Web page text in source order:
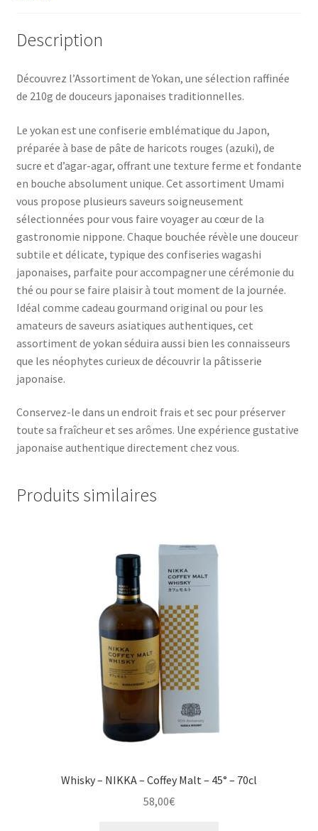
Description
Découvrez l’Assortiment de Yokan, une sélection raffinée
de 210g de douceurs japonaises traditionnelles.
Le yokan est une confiserie emblématique du Japon,
préparée à base de pâte de haricots rouges (azuki), de
sucre et d’agar-agar, offrant une texture ferme et fondante
en bouche absolument unique. Cet assortiment Umami
vous propose plusieurs saveurs soigneusement
sélectionnées pour vous faire voyager au cœur de la
gastronomie nippone. Chaque bouchée révèle une douceur
subtile et délicate, typique des confiseries wagashi
japonaises, parfaite pour accompagner une cérémonie du
thé ou pour se faire plaisir à tout moment de la journée.
Idéal comme cadeau gourmand original ou pour les
amateurs de saveurs asiatiques authentiques, cet
assortiment de yokan séduira aussi bien les connaisseurs
que les néophytes curieux de découvrir la pâtisserie
japonaise.
Conservez-le dans un endroit frais et sec pour préserver
toute sa fraîcheur et ses arômes. Une expérience gustative
japonaise authentique directement chez vous.
Produits similaires
Whisky – NIKKA – Coffey Malt – 45° – 70cl
58,00€